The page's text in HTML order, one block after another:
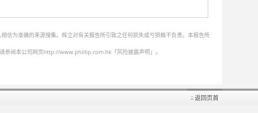
信为准确的来源搜集。辉立对有关报告所引致之任何损失或亏损概不负责。本报告所
参阅本公司网页http://www.phillip.com.hk「风险披露声明」。
返回页首